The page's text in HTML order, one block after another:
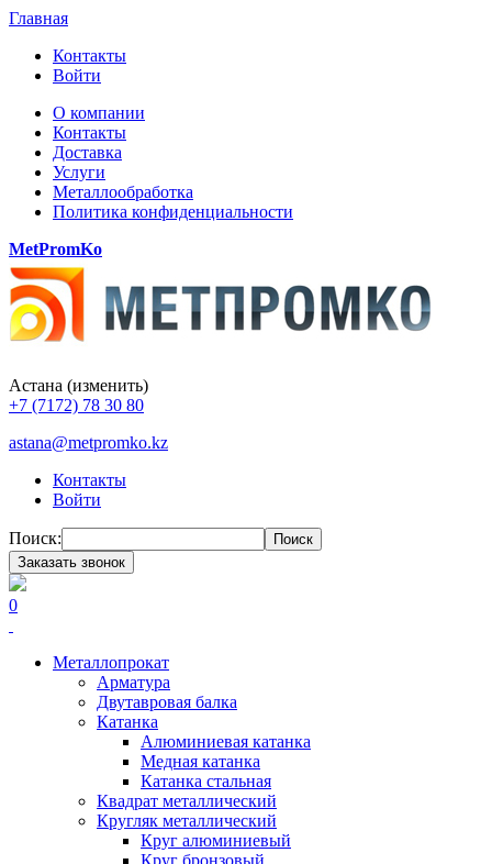
Главная
Контакты
Войти
О компании
Контакты
Доставка
Услуги
Металлообработка
Политика конфиденциальности
MetPromKo
Астана (изменить)
+7 (7172) 78 30 80
astana@metpromko.kz
Контакты
Войти
Поиск:
Поиск
Заказать звонок
0
Металлопрокат
Арматура
Двутавровая балка
Катанка
Алюминиевая катанка
Медная катанка
Катанка стальная
Квадрат металлический
Кругляк металлический
Круг алюминиевый
Круг бронзовый